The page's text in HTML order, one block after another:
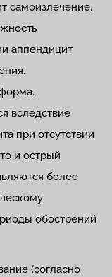
самоизлечение.
аппендицит
вследствие
при отсутствии
и острый
более
обострений
(согласно